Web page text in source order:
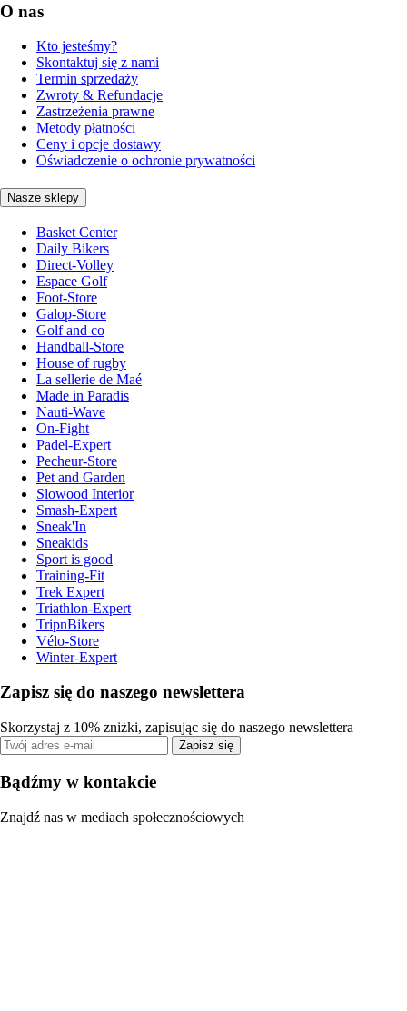
O nas
Kto jesteśmy?
Skontaktuj się z nami
Termin sprzedaży
Zwroty & Refundacje
Zastrzeżenia prawne
Metody płatności
Ceny i opcje dostawy
Oświadczenie o ochronie prywatności
Nasze sklepy
Basket Center
Daily Bikers
Direct-Volley
Espace Golf
Foot-Store
Galop-Store
Golf and co
Handball-Store
House of rugby
La sellerie de Maé
Made in Paradis
Nauti-Wave
On-Fight
Padel-Expert
Pecheur-Store
Pet and Garden
Slowood Interior
Smash-Expert
Sneak'In
Sneakids
Sport is good
Training-Fit
Trek Expert
Triathlon-Expert
TripnBikers
Vélo-Store
Winter-Expert
Zapisz się do naszego newslettera
Skorzystaj z 10% zniżki, zapisując się do naszego newslettera
Zapisz się
Bądźmy w kontakcie
Znajdź nas w mediach społecznościowych